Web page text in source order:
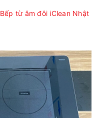
Bếp từ âm đôi iClean Nhật